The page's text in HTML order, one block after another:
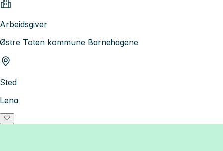
Arbeidsgiver
Østre Toten kommune Barnehagene
Sted
Lena